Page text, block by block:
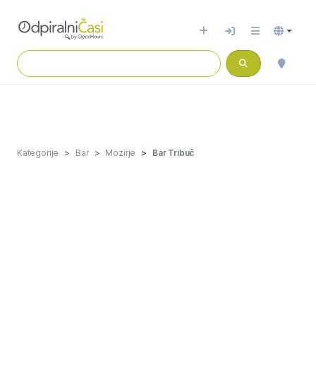
Kategorije Bar Mozirje Bar Tribuč